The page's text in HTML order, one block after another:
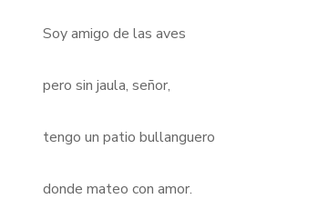
Soy amigo de las aves
pero sin jaula, señor,
tengo un patio bullanguero
donde mateo con amor.